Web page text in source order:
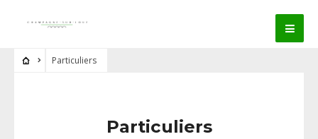
Particuliers
Particuliers